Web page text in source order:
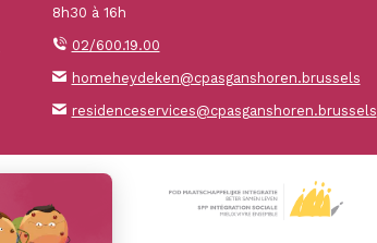
8h30 à 16h
02/600.19.00
homeheydeken@cpasganshoren.brussels
residenceservices@cpasganshoren.brussels